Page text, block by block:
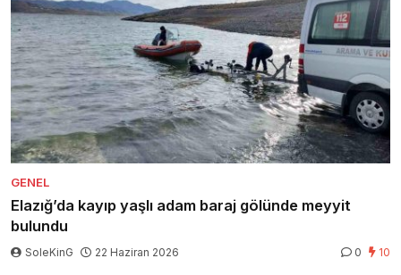
GENEL
Elazığ’da kayıp yaşlı adam baraj gölünde meyyit
bulundu
SoleKinG 22 Haziran 2026 0 10